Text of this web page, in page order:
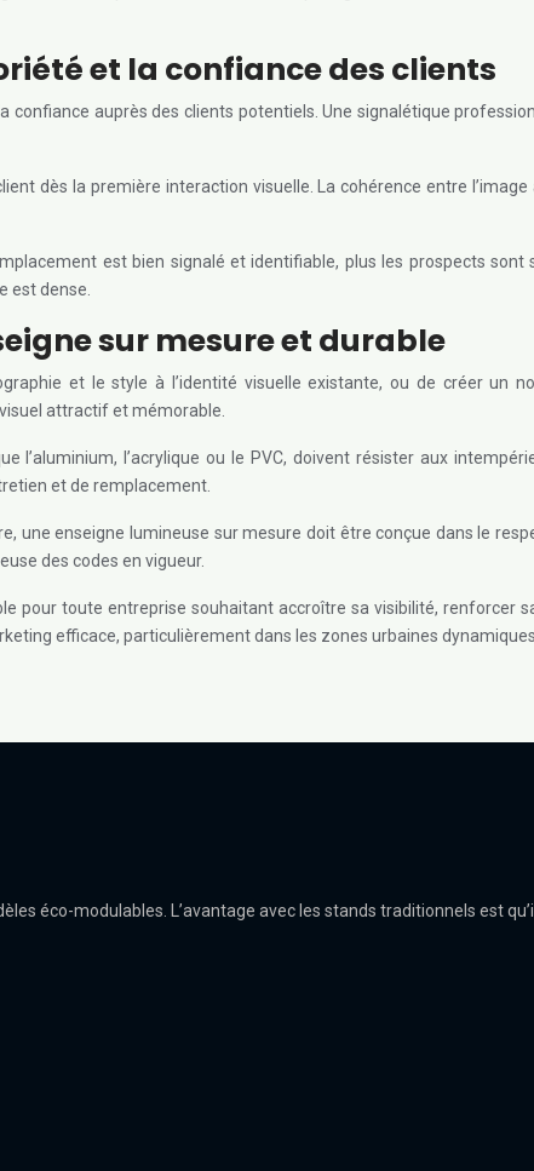
et la confiance des clients
auprès des clients potentiels. Une signalétique
dès la première interaction visuelle. La cohérence entre
est bien signalé et identifiable, plus les prospects
est dense.
sur mesure et durable
et le style à l’identité visuelle existante, ou de créer un
attractif et mémorable.
l’aluminium, l’acrylique ou le PVC, doivent résister aux
et de remplacement.
une enseigne lumineuse sur mesure doit être conçue dans le
des codes en vigueur.
pour toute entreprise souhaitant accroître sa visibilité, renforcer
efficace, particulièrement dans les zones urbaines dynamiques.
éco-modulables. L’avantage avec les stands traditionnels est